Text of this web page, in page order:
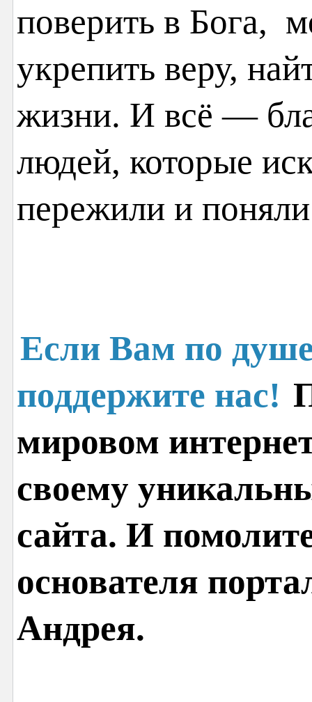
поверить в Бога,
укрепить веру,
жизни. И всё —
людей, которые
пережили и
Если Вам по
поддержите нас!
мировом
своему
сайта. И
основателя
Андрея.